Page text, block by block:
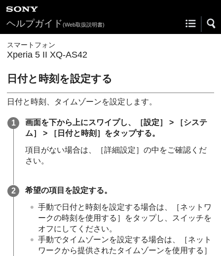
ヘルプガイド(Web取扱説明書)
スマートフォン
Xperia 5 II XQ-AS42
日付と時刻を設定する
日付と時刻、タイムゾーンを設定します。
画面を下から上にスワイプし、［設定］ > ［システ
ム］ > ［日付と時刻］をタップする。
項目がない場合は、［詳細設定］の中をご確認くだ
さい。
希望の項目を設定する。
手動で日付と時刻を設定する場合は、［ネットワ
ークの時刻を使用する］をタップし、スイッチを
オフにしてください。
手動でタイムゾーンを設定する場合は、［ネット
ワークから提供されたタイムゾーンを使用する］